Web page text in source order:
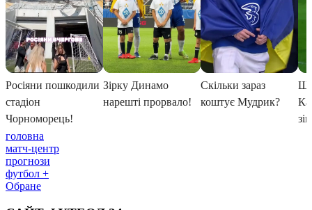
головна
матч-центр
прогнози
футбол +
Обране